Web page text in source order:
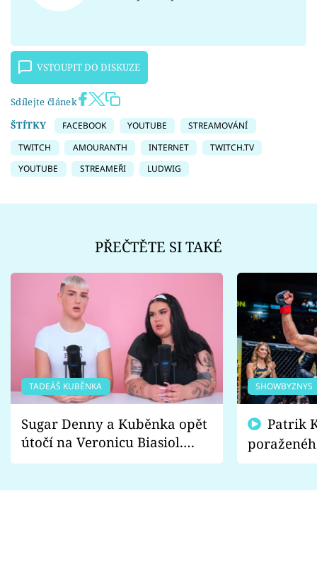
VSTOUPIT DO DISKUZE
Sdílejte článek
ŠTÍTKY
FACEBOOK YOUTUBE
STREAMOVÁNÍ
TWITCH
AMOURANTH INTERNET
TWITCH.TV
YOUTUBE
STREAMEŘI LUDWIG
PŘEČTĚTE SI TAKÉ
TADEÁŠ KUBĚNKA
Sugar Denny a Kuběnka opět
útočí na Veronicu Biasiol.
Proč je podle nich falešná a
SHOWBYZNYS
fanoušci